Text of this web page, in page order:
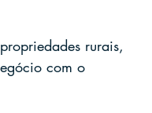
rurais,
com o